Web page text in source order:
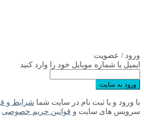
خود را وارد کنید
نام در سایت شماشرایط و قوانین استفاده از
وقوانین حریم خصوصیآن را می‌پذیرید.